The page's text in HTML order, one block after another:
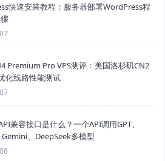
快速安装教程：服务器部署WordPress程
Premium Pro VPS测评：美国洛杉矶CN2
化线路性能测试
兼容接口是什么？一个API调用GPT、
、DeepSeek多模型